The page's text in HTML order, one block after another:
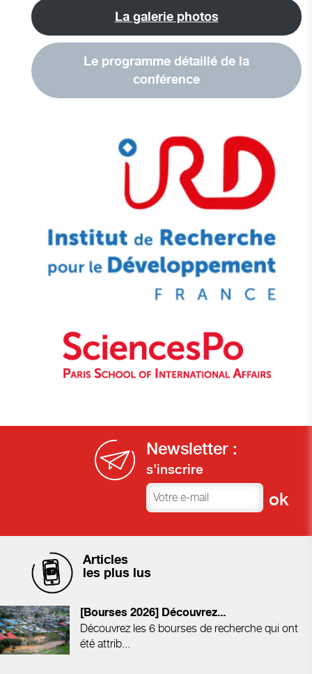
La galerie photos
Le programme détaillé de la
conférence
Newsletter :
s'inscrire
Articles
les plus lus
[Bourses 2026] Découvrez...
Découvrez les 6 bourses de recherche qui ont
été attrib...